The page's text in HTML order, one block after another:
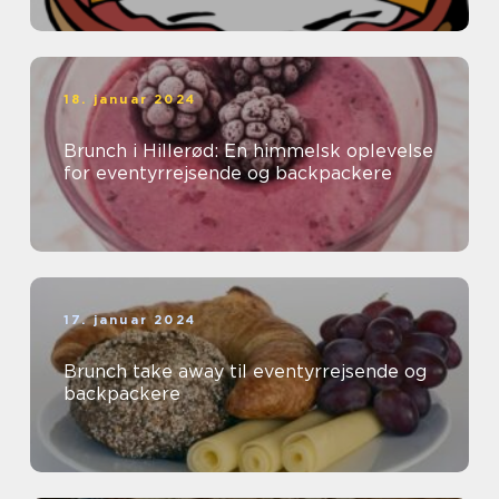
spi...
18. januar 2024
Brunch i Hillerød: En himmelsk oplevelse
for eventyrrejsende og backpackere
17. januar 2024
Brunch take away til eventyrrejsende og
backpackere